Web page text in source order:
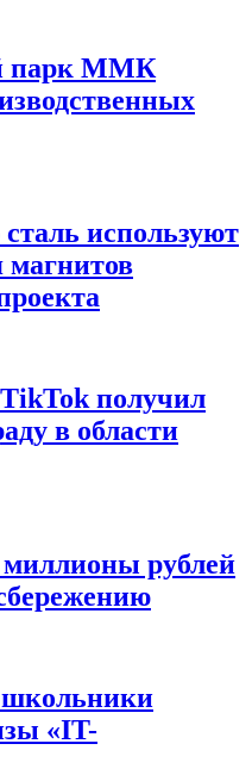
парк ММК
используют
магнитов
получил
в области
рублей
школьники
«IT-